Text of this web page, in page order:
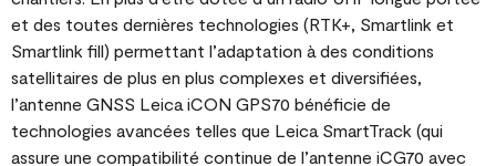
et des toutes dernières technologies (RTK+, Smartlink et
Smartlink fill) permettant l’adaptation à des conditions
satellitaires de plus en plus complexes et diversifiées,
l’antenne GNSS Leica iCON GPS70 bénéficie de
technologies avancées telles que Leica SmartTrack (qui
assure une compatibilité continue de l’antenne iCG70 avec